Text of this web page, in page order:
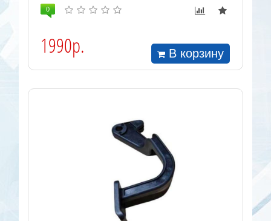
0
1990р. В корзину